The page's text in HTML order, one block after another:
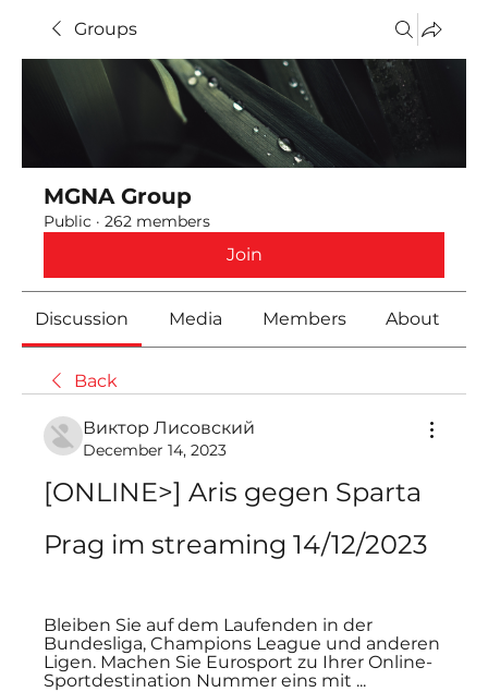
Groups
MGNA Group
Public · 262 members
Join
Discussion Media Members About
Back
Виктор Лисовский
December 14, 2023
[ONLINE>] Aris gegen Sparta
Prag im streaming 14/12/2023
Bleiben Sie auf dem Laufenden in der
Bundesliga, Champions League und anderen
Ligen. Machen Sie Eurosport zu Ihrer Online-
Sportdestination Nummer eins mit ...